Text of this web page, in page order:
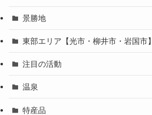
景勝地
東部エリア【光市・柳井市・岩国市】
注目の活動
温泉
特産品